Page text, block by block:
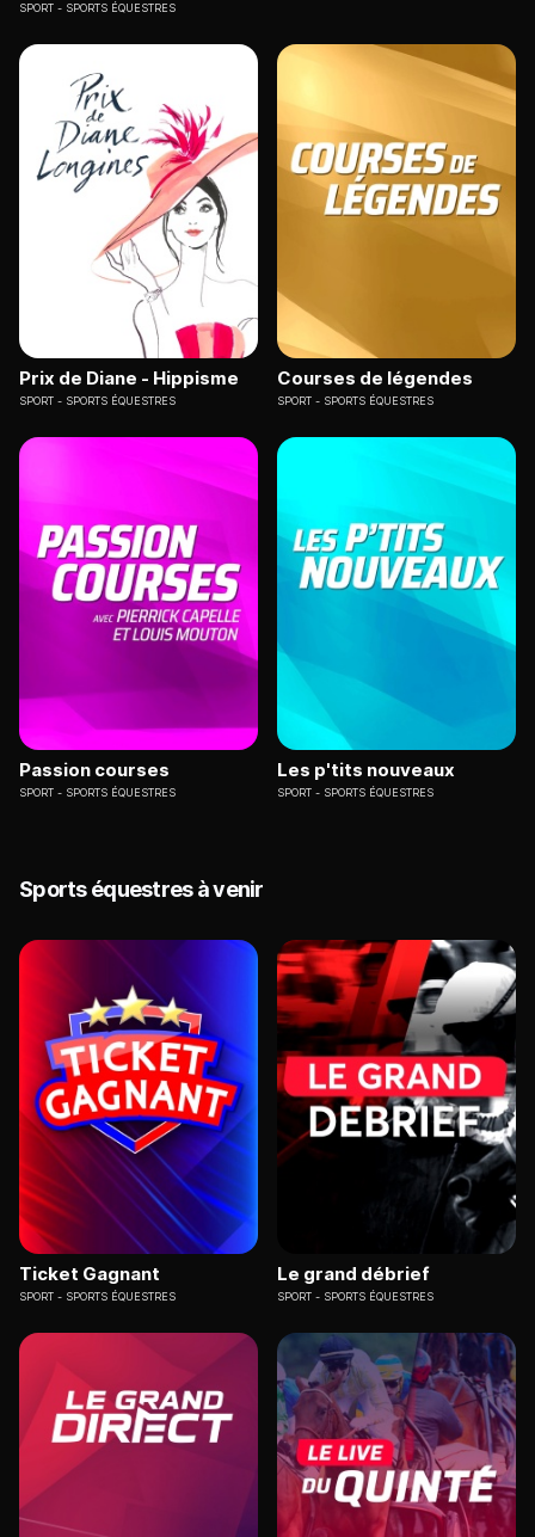
SPORT SPORTS ÉQUESTRES
Prix de Diane - Hippisme
SPORT SPORTS ÉQUESTRES
Courses de légendes
SPORT SPORTS ÉQUESTRES
Passion courses
SPORT SPORTS ÉQUESTRES
Les p'tits nouveaux
SPORT SPORTS ÉQUESTRES
Sports équestres à venir
Ticket Gagnant
SPORT SPORTS ÉQUESTRES
Le grand débrief
SPORT SPORTS ÉQUESTRES